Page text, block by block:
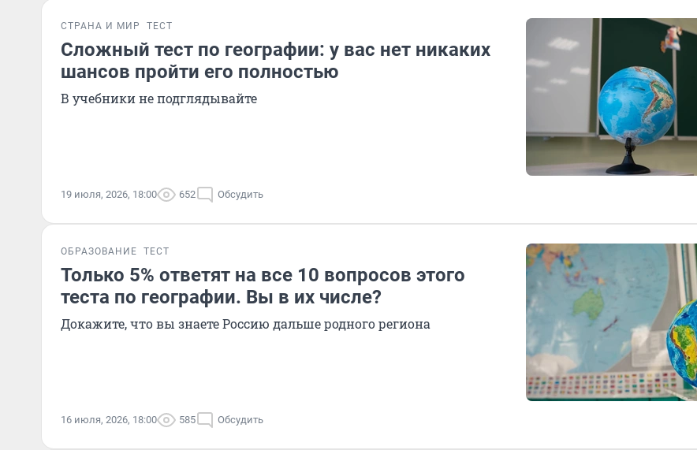
СТРАНА И МИР ТЕСТ
Сложный тест по географии: у вас нет никаких
шансов пройти его полностью
В учебники не подглядывайте
19 июля, 2026, 18:00 652 Обсудить
ОБРАЗОВАНИЕ ТЕСТ
Только 5% ответят на все 10 вопросов этого
теста по географии. Вы в их числе?
Докажите, что вы знаете Россию дальше родного региона
16 июля, 2026, 18:00 585 Обсудить